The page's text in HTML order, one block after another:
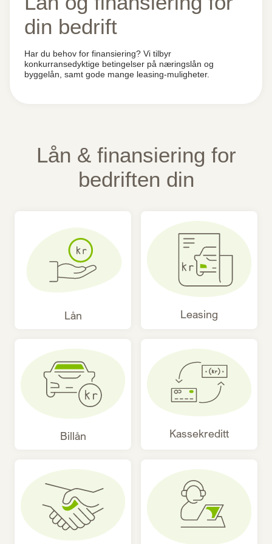
din bedrift
Har du behov for finansiering? Vi tilbyr
konkurransedyktige betingelser på næringslån og
byggelån, samt gode mange leasing-muligheter.
Lån & finansiering for
bedriften din
Lån Leasing
Billån Kassekreditt